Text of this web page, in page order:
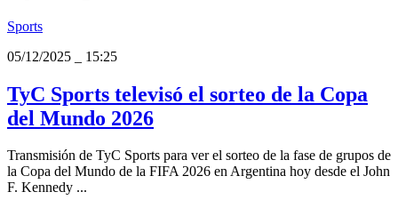
Sports
05/12/2025
15:25
TyC Sports televisó el sorteo de la Copa
del Mundo 2026
Transmisión de TyC Sports para ver el sorteo de la fase de grupos de
la Copa del Mundo de la FIFA 2026 en Argentina hoy desde el John
F. Kennedy ...